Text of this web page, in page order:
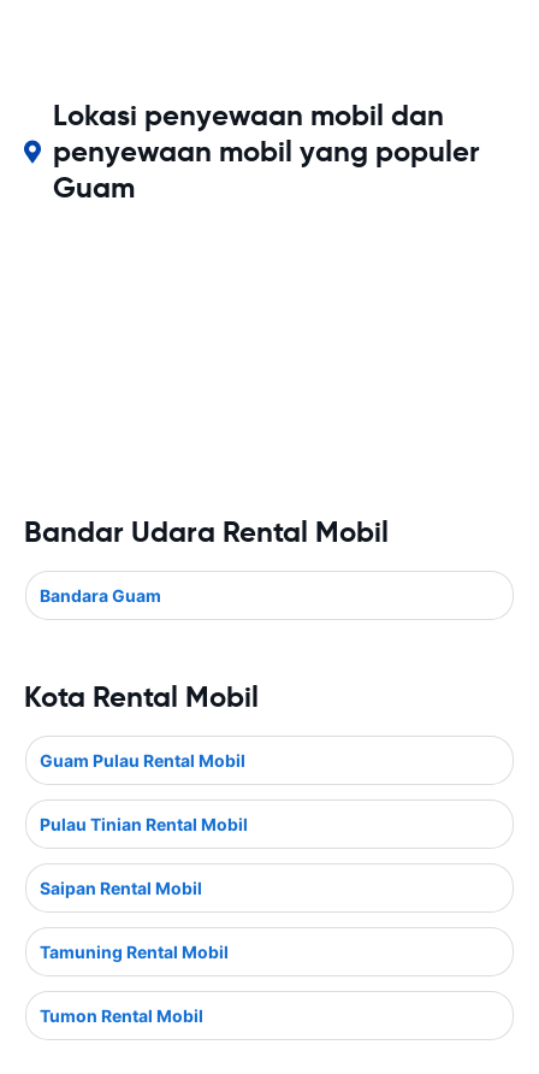
Lokasi penyewaan mobil dan
penyewaan mobil yang populer
Guam
Bandar Udara Rental Mobil
Bandara Guam
Kota Rental Mobil
Guam Pulau Rental Mobil
Pulau Tinian Rental Mobil
Saipan Rental Mobil
Tamuning Rental Mobil
Tumon Rental Mobil